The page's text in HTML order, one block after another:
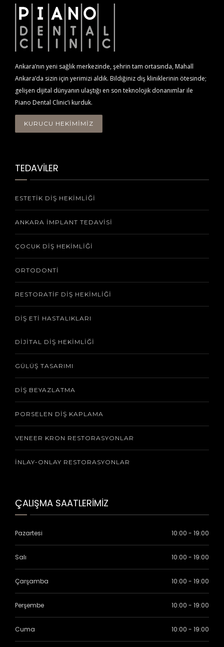
Ankara’nın yeni sağlık merkezinde, şehrin tam ortasında, Mahall
Ankara’da sizin için yerimizi aldık. Bildiğiniz diş kliniklerinin ötesinde;
gelişen dijital dünyanın ulaştığı en son teknolojik donanımlar ile
Piano Dental Clinic’i kurduk.
KURUCU HEKİMİMİZ
TEDAVİLER
ESTETIK DIŞ HEKIMLIĞI
ANKARA İMPLANT TEDAVISI
ÇOCUK DIŞ HEKIMLIĞI
ORTODONTI
RESTORATIF DIŞ HEKIMLIĞI
DIŞ ETI HASTALIKLARI
DIJITAL DIŞ HEKIMLIĞI
GÜLÜŞ TASARIMI
DIŞ BEYAZLATMA
PORSELEN DIŞ KAPLAMA
VENEER KRON RESTORASYONLAR
İNLAY-ONLAY RESTORASYONLAR
ÇALIŞMA SAATLERİMİZ
Pazartesi 10:00 - 19:00
Salı 10:00 - 19:00
Çarşamba 10:00 - 19:00
Perşembe 10:00 - 19:00
Cuma 10:00 - 19:00